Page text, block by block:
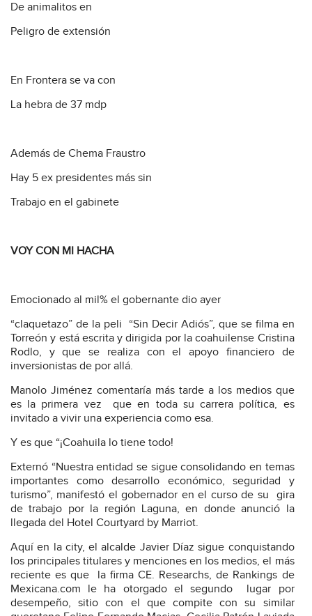
De animalitos en
Peligro de extensión
En Frontera se va con
La hebra de 37 mdp
Además de Chema Fraustro
Hay 5 ex presidentes más sin
Trabajo en el gabinete
VOY CON MI HACHA
Emocionado al mil% el gobernante dio ayer
“claquetazo” de la peli “Sin Decir Adiós”, que se filma en
Torreón y está escrita y dirigida por la coahuilense Cristina
Rodlo, y que se realiza con el apoyo financiero de
inversionistas de por allá.
Manolo Jiménez comentaría más tarde a los medios que
es la primera vez que en toda su carrera política, es
invitado a vivir una experiencia como esa.
Y es que “¡Coahuila lo tiene todo!
Externó “Nuestra entidad se sigue consolidando en temas
importantes como desarrollo económico, seguridad y
turismo”, manifestó el gobernador en el curso de su gira
de trabajo por la región Laguna, en donde anunció la
llegada del Hotel Courtyard by Marriot.
Aquí en la city, el alcalde Javier Díaz sigue conquistando
los principales titulares y menciones en los medios, el más
reciente es que la firma CE. Researchs, de Rankings de
Mexicana.com le ha otorgado el segundo lugar por
desempeño, sitio con el que compite con su similar